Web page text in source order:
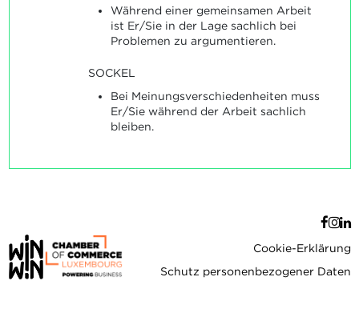
Während einer gemeinsamen Arbeit
ist Er/Sie in der Lage sachlich bei
Problemen zu argumentieren.
SOCKEL
Bei Meinungsverschiedenheiten muss
Er/Sie während der Arbeit sachlich
bleiben.
Cookie-Erklärung
Schutz personenbezogener Daten